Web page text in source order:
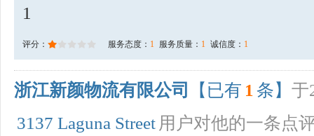
1
评分： 服务态度： 1 服务质量： 1 诚信度： 1
浙江新颜物流有限公司 【已有 1 条】 于
3137 Laguna Street 用户对他的一条点